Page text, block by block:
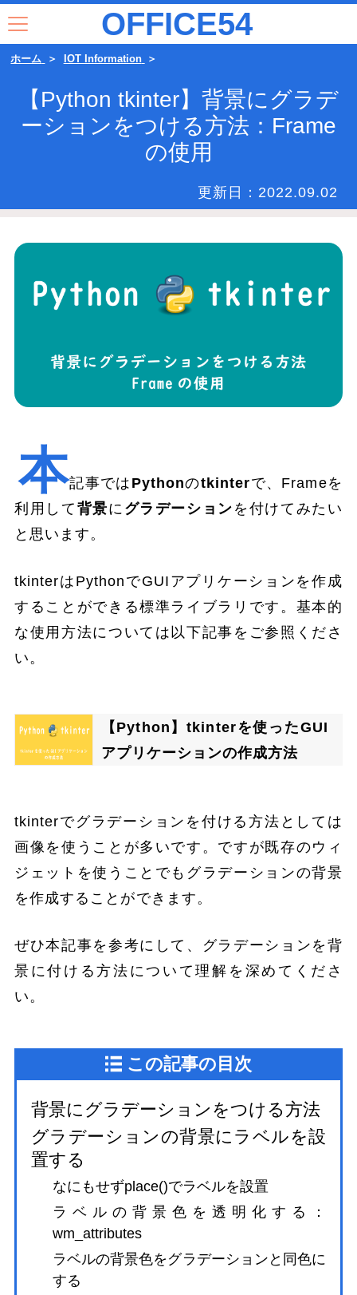
OFFICE54
ホーム IOT Information
【Python tkinter】背景にグラデ
ーションをつける方法：Frame
の使用
更新日： 2022.09.02
本記事では Pythonのtkinterで、Frameを
利用して 背景に グラデーション を付けてみたい
と思います。
tkinterはPythonでGUIアプリケーションを作成
することができる標準ライブラリです。基本的
な使用方法については以下記事をご参照くださ
い。
【Python】tkinterを使ったGUI
アプリケーションの作成方法
tkinterでグラデーションを付ける方法としては
画像を使うことが多いです。ですが既存のウィ
ジェットを使うことでもグラデーションの背景
を作成することができます。
ぜひ本記事を参考にして、グラデーションを背
景に付ける方法について理解を深めてくださ
い。
この記事の目次
背景にグラデーションをつける方法
グラデーションの背景にラベルを設
置する
なにもせずplace()でラベルを設置
ラベルの背景色を透明化する：
wm_attributes
ラベルの背景色をグラデーションと同色に
する